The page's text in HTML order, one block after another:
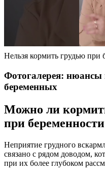
Нельзя кормить грудью при
Фотогалерея: нюансы
беременных
Можно ли
при
Неприятие грудного
связано с рядом доводом,
при их более глубоком